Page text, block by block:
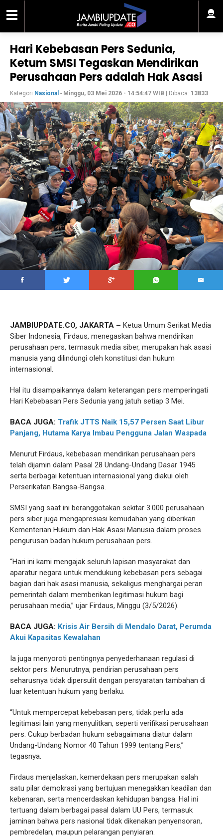
Hari Kebebasan Pers Sedunia,
Ketum SMSI Tegaskan Mendirikan
Perusahaan Pers adalah Hak Asasi
Kategori Nasional - Minggu, 03 Mei 2026 - 14:54:47 WIB | Dibaca: 13833
JAMBIUPDATE.CO, JAKARTA – Ketua Umum Serikat Media
Siber Indonesia, Firdaus, menegaskan bahwa mendirikan
perusahaan pers, termasuk media siber, merupakan hak asasi
manusia yang dilindungi oleh konstitusi dan hukum
internasional.
Hal itu disampaikannya dalam keterangan pers memperingati
Hari Kebebasan Pers Sedunia yang jatuh setiap 3 Mei.
BACA JUGA: Trafik JTTS Naik 15,57 Persen Saat Libur
Panjang, Hutama Karya Imbau Pengguna Jalan Waspada
Menurut Firdaus, kebebasan mendirikan perusahaan pers
telah dijamin dalam Pasal 28 Undang-Undang Dasar 1945
serta berbagai ketentuan internasional yang diakui oleh
Perserikatan Bangsa-Bangsa.
SMSI yang saat ini beranggotakan sekitar 3.000 perusahaan
pers siber juga mengapresiasi kemudahan yang diberikan
Kementerian Hukum dan Hak Asasi Manusia dalam proses
pengurusan badan hukum perusahaan pers.
“Hari ini kami mengajak seluruh lapisan masyarakat dan
aparatur negara untuk mendukung kebebasan pers sebagai
bagian dari hak asasi manusia, sekaligus menghargai peran
pemerintah dalam memberikan legitimasi hukum bagi
perusahaan media,” ujar Firdaus, Minggu (3/5/2026).
BACA JUGA: Krisis Air Bersih di Mendalo Darat, Perumda
Akui Kapasitas Kewalahan
Ia juga menyoroti pentingnya penyederhanaan regulasi di
sektor pers. Menurutnya, pendirian perusahaan pers
seharusnya tidak dipersulit dengan persyaratan tambahan di
luar ketentuan hukum yang berlaku.
“Untuk mempercepat kebebasan pers, tidak perlu ada
legitimasi lain yang menyulitkan, seperti verifikasi perusahaan
pers. Cukup berbadan hukum sebagaimana diatur dalam
Undang-Undang Nomor 40 Tahun 1999 tentang Pers,”
tegasnya.
Firdaus menjelaskan, kemerdekaan pers merupakan salah
satu pilar demokrasi yang bertujuan menegakkan keadilan dan
kebenaran, serta mencerdaskan kehidupan bangsa. Hal ini
tertuang dalam berbagai pasal dalam UU Pers, termasuk
jaminan bahwa pers nasional tidak dikenakan penyensoran,
pembredelan, maupun pelarangan penyiaran.